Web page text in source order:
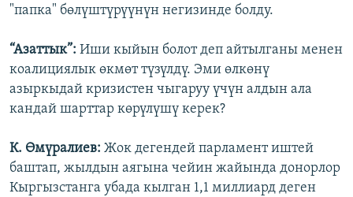
"папка" бөлүштүрүүнүн негизинде болду.
“Азаттык”: Иши кыйын болот деп айтылганы менен
коалициялык өкмөт түзүлдү. Эми өлкөнү
азыркыдай кризистен чыгаруу үчүн алдын ала
кандай шарттар көрүлүшү керек?
К. Өмүралиев: Жок дегендей парламент иштей
баштап, жылдын аягына чейин жайында донорлор
Кыргызстанга убада кылган 1,1 миллиард деген